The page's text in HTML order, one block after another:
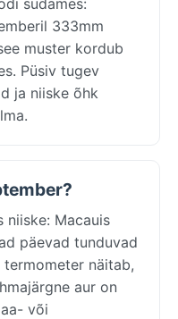
333mm
muster kordub
Püsiv tugev
ja niiske õhk
niiske: Macauis
päevad tunduvad
näitab,
aur on
või